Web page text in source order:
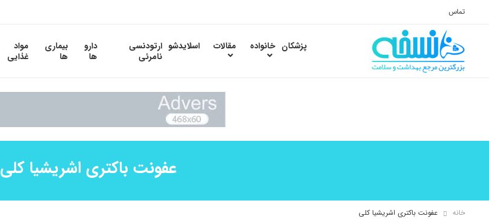
تماس
پزشکان خانواده مقالات اسلایدشو ارتودنسی
نامرئی
دارو
ها
بیماری
ها
مواد
غذایی
عفونت باکتری اشریشیا کلی
خانه عفونت باکتری اشریشیا کلی